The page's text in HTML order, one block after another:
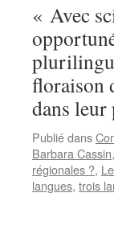
« Avec
floraison
dans
Publié dans
Barbara Cassin,
régionales ?,
langues, trois